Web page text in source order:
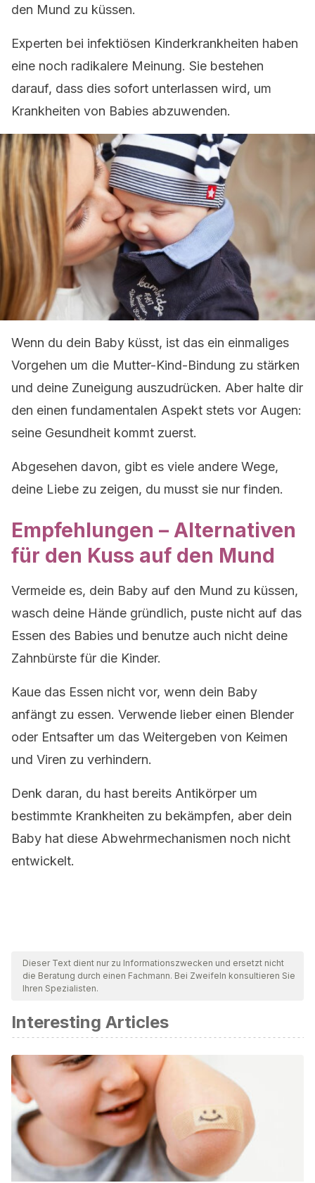
den Mund zu küssen.
Experten bei infektiösen Kinderkrankheiten haben
eine noch radikalere Meinung. Sie bestehen
darauf, dass dies sofort unterlassen wird, um
Krankheiten von Babies abzuwenden.
Wenn du dein Baby küsst, ist das ein einmaliges
Vorgehen um die Mutter-Kind-Bindung zu stärken
und deine Zuneigung auszudrücken. Aber halte dir
den einen fundamentalen Aspekt stets vor Augen:
seine Gesundheit kommt zuerst.
Abgesehen davon, gibt es viele andere Wege,
deine Liebe zu zeigen, du musst sie nur finden.
Empfehlungen – Alternativen
für den Kuss auf den Mund
Vermeide es, dein Baby auf den Mund zu küssen,
wasch deine Hände gründlich, puste nicht auf das
Essen des Babies und benutze auch nicht deine
Zahnbürste für die Kinder.
Kaue das Essen nicht vor, wenn dein Baby
anfängt zu essen. Verwende lieber einen Blender
oder Entsafter um das Weitergeben von Keimen
und Viren zu verhindern.
Denk daran, du hast bereits Antikörper um
bestimmte Krankheiten zu bekämpfen, aber dein
Baby hat diese Abwehrmechanismen noch nicht
entwickelt.
Dieser Text dient nur zu Informationszwecken und ersetzt nicht
die Beratung durch einen Fachmann. Bei Zweifeln konsultieren Sie
Ihren Spezialisten.
Interesting Articles